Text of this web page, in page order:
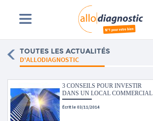
TOUTES LES ACTUALITÉS
D'ALLODIAGNOSTIC
3 CONSEILS POUR INVESTIR
DANS UN LOCAL COMMERCIAL
Écrit le 03/11/2014